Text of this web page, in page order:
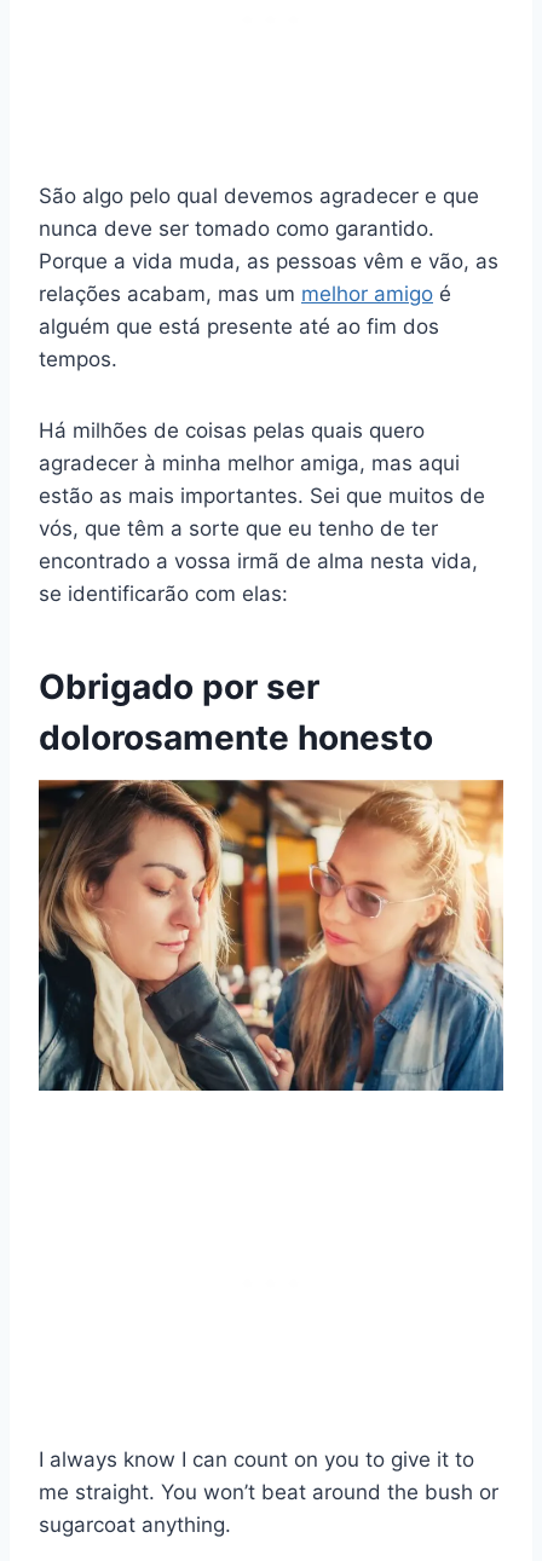
São algo pelo qual devemos agradecer e que
nunca deve ser tomado como garantido.
Porque a vida muda, as pessoas vêm e vão, as
relações acabam, mas um melhor amigo é
alguém que está presente até ao fim dos
tempos.
Há milhões de coisas pelas quais quero
agradecer à minha melhor amiga, mas aqui
estão as mais importantes. Sei que muitos de
vós, que têm a sorte que eu tenho de ter
encontrado a vossa irmã de alma nesta vida,
se identificarão com elas:
Obrigado por ser
dolorosamente honesto
I always know I can count on you to give it to
me straight. You won’t beat around the bush or
sugarcoat anything.